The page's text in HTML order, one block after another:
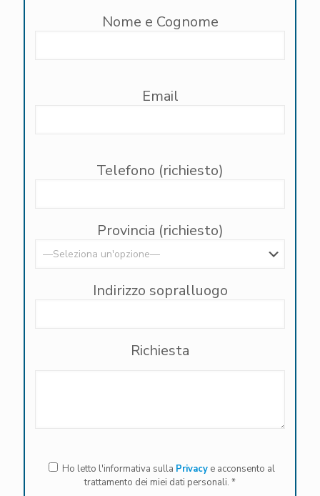
Nome e Cognome
Email
Telefono (richiesto)
Provincia (richiesto)
Indirizzo sopralluogo
Richiesta
Ho letto l'informativa sulla Privacye acconsento al
trattamento dei miei dati personali. *